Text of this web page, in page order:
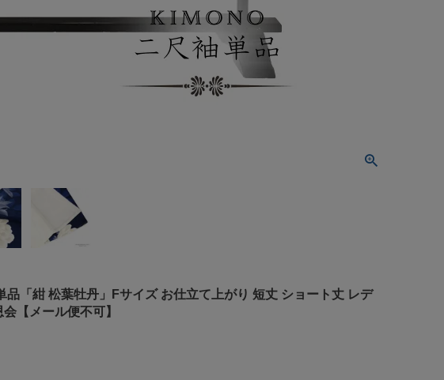
品「紺 松葉牡丹」Fサイズ お仕立て上がり 短丈 ショート丈 レデ
【メール便不可】